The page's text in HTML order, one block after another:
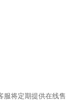
将定期提供在线售